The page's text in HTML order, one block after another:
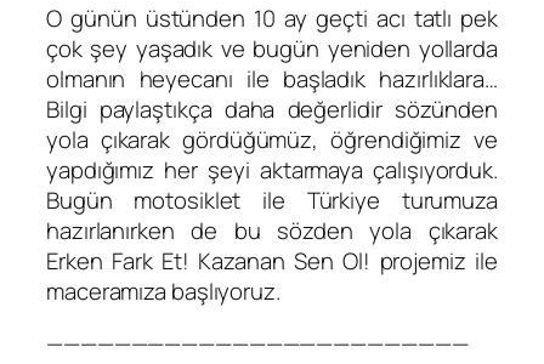
O günün üstünden 10 ay geçti acı tatlı pek
çok şey yaşadık ve bugün yeniden yollarda
olmanın heyecanı ile başladık hazırlıklara…
Bilgi paylaştıkça daha değerlidir sözünden
yola çıkarak gördüğümüz, öğrendiğimiz ve
yapdığımız her şeyi aktarmaya çalışıyorduk.
Bugün motosiklet ile Türkiye turumuza
hazırlanırken de bu sözden yola çıkarak
Erken Fark Et! Kazanan Sen Ol! projemiz ile
maceramıza başlıyoruz.
—————————————————————————